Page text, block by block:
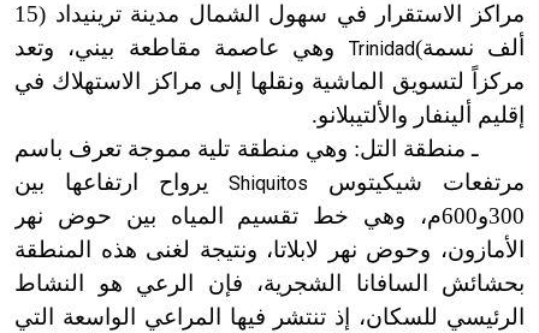
مراكز الاستقرار في سهول الشمال مدينة ترينيداد (15
ألف نسمة)Trinidad وهي عاصمة مقاطعة بيني، وتعد
مركزاً لتسويق الماشية ونقلها إلى مراكز الاستهلاك في
إقليم ألينفار والألتيبلانو.
ـ منطقة التل: وهي منطقة تلية مموجة تعرف باسم
مرتفعات شيكيتوس
Shiquitos يرواح ارتفاعها بين
300
و600م، وهي خط تقسيم المياه بين حوض نهر
الأمازون، وحوض نهر لابلاتا، ونتيجة لغنى هذه المنطقة
بحشائش السافانا الشجرية، فإن الرعي هو النشاط
الرئيسي للسكان، إذ تنتشر فيها المراعي الواسعة التي